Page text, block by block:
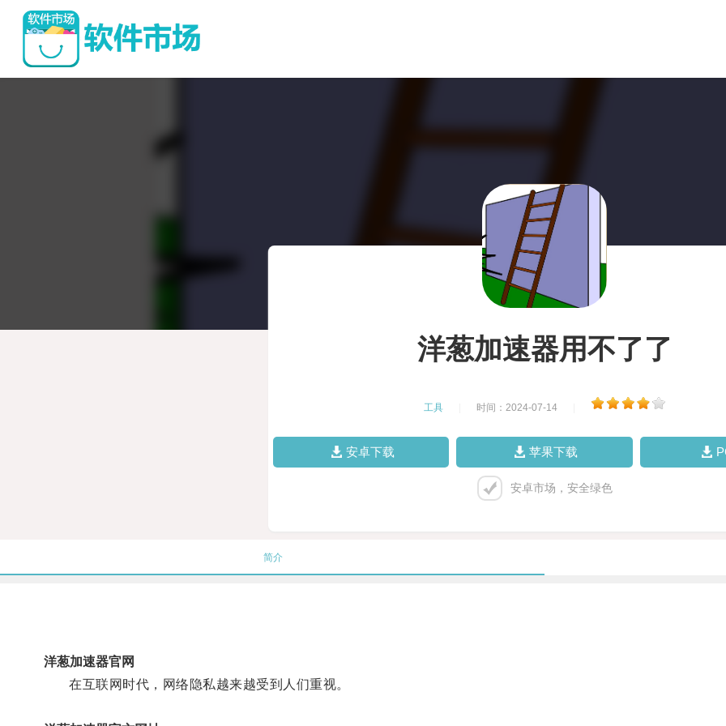
洋葱加速器用不了了
工具 时间：2024-07-14
安卓下载 苹果下载
安卓市场，安全绿色
简介
洋葱加速器官网
在互联网时代，网络隐私越来越受到人们重视。